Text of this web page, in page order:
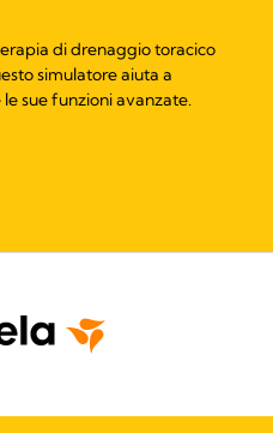
di drenaggio toracico
simulatore aiuta a
le sue funzioni avanzate.